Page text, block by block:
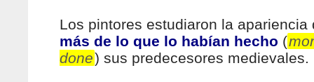
Los pintores estudiaron la apariencia
más de lo que lo habían hecho (
done) sus predecesores medievales.